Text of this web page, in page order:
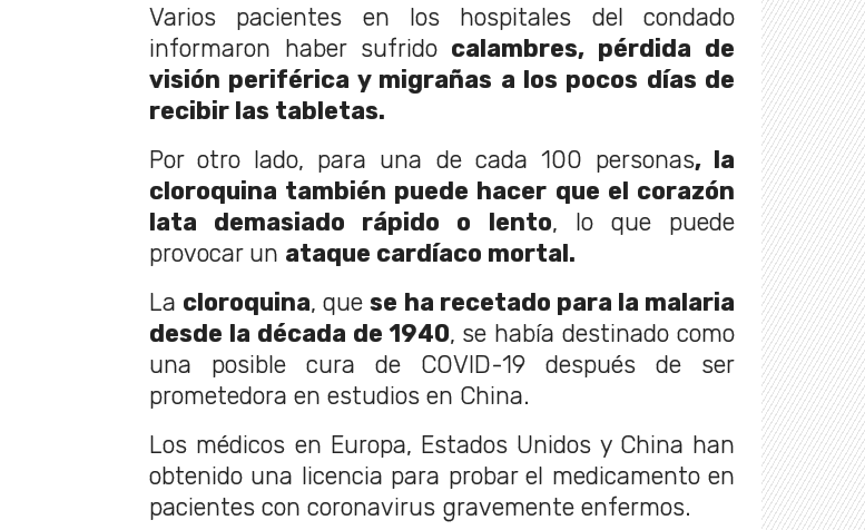
Varios pacientes en los hospitales del condado
informaron haber sufrido calambres, pérdida de
visión periférica y migrañas a los pocos días de
recibir las tabletas.
Por otro lado, para una de cada 100 personas, la
cloroquina también puede hacer que el corazón
lata demasiado rápido o lento, lo que puede
provocar un ataque cardíaco mortal.
La cloroquina, quese ha recetado para la malaria
desde la década de 1940, se había destinado como
una posible cura de COVID-19 después de ser
prometedora en estudios en China.
Los médicos en Europa, Estados Unidos y China han
obtenido una licencia para probar el medicamento en
pacientes con coronavirus gravemente enfermos.